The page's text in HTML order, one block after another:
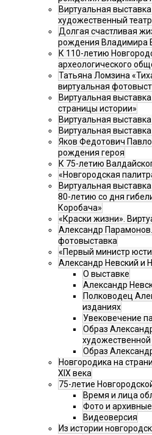
Виртуальная
художественный
Долгая счастливая
рождения Владимира
К 110-летию
археологического
Татьяна Ломзина
виртуальная
Виртуальная
страницы истории»
Виртуальная
Виртуальная
Яков Федотович
рождения героя
К 75-летию
«Новгородская
Виртуальная
80-летию со дня
Коробача»
«Краски жизни».
Александр
фотовыставка
«Первый министр
Александр Невский и
О выставке
Александр
Полководец
изданиях
Увековечение
Образ
художественной
Образ
Новгородика на
XIX века
75-летие
Время и лица
Фото и
Видеоверсия
Из истории